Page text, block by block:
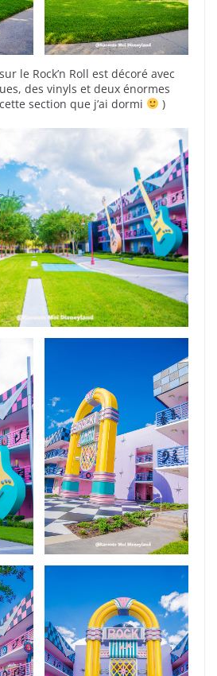
le Rock’n Roll est décoré avec
des vinyls et deux énormes
section que j’ai dormi
)